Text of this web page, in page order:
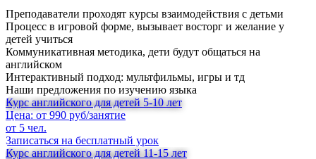
Преподаватели проходят курсы взаимодействия с детьми
Процесс в игровой форме, вызывает восторг и желание у
детей учиться
Коммуникативная методика, дети будут общаться на
английском
Интерактивный подход: мультфильмы, игры и тд
Наши предложения по изучению языка
Курс английского для детей 5-10 лет
Цена: от 990 руб/занятие
от 5 чел.
Записаться на бесплатный урок
Курс английского для детей 11-15 лет